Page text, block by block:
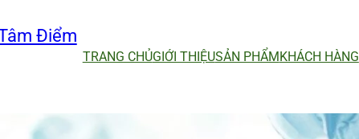
Điểm
TRANG CHỦGIỚI THIỆUSẢN PHẨMKHÁCH HÀNG